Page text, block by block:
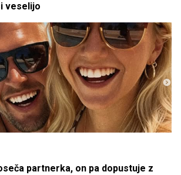
veselijo
partnerka, on pa dopustuje z